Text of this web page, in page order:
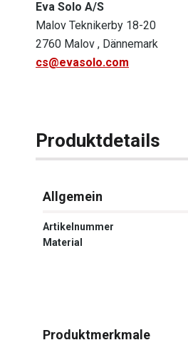
Eva Solo A/S
Malov Teknikerby 18-20
2760 Malov , Dännemark
cs@evasolo.com
Produktdetails
Allgemein
Artikelnummer
Material
Produktmerkmale